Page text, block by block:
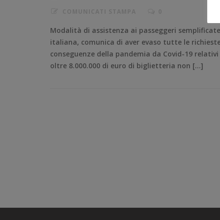
Modalità di assistenza ai passeggeri
italiana, comunica di aver evaso tutte le
conseguenze della pandemia da Covid-19
oltre 8.000.000 di euro di biglietteria non […]